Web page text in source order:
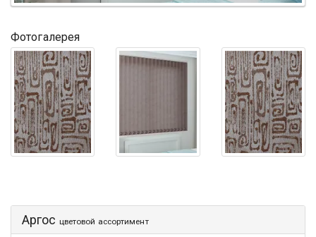
Фотогалерея
Аргос цветовой ассортимент